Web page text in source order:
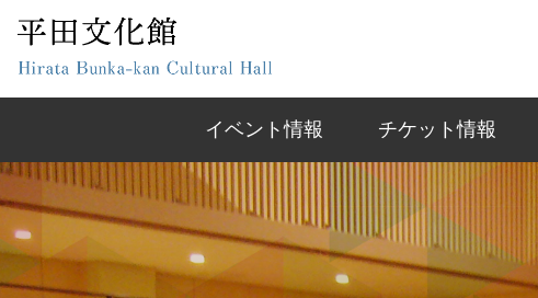
イベント情報 チケット情報